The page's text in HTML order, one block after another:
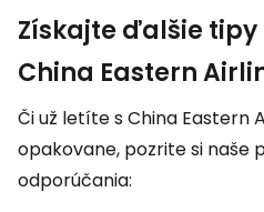
Získajte ďalšie
China Eastern
Či už letíte s China Eastern
opakovane, pozrite si naše
odporúčania: